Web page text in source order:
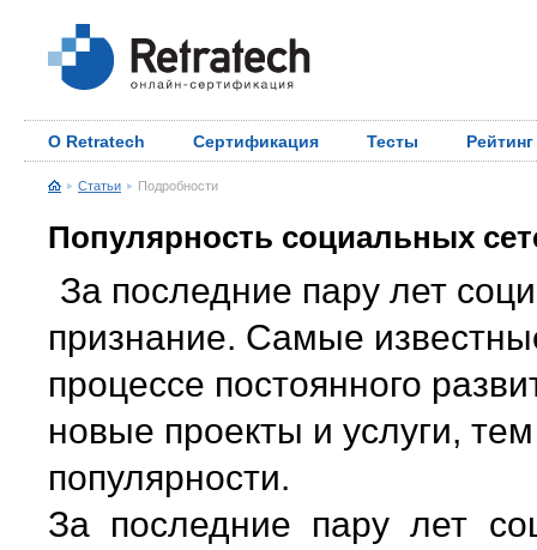
О Retratech Сертификация Тесты Рейтинг
Статьи Подробности
Популярность социальных
За последние пару лет
признание. Самые
процессе постоянного
новые проекты и услуги,
популярности.
За последние пару лет